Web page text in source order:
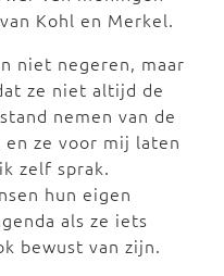
Kohl en Merkel.
niet negeren, maar
ze niet altijd de
nemen van de
ze voor mij laten
zelf sprak.
hun eigen
als ze iets
bewust van zijn.